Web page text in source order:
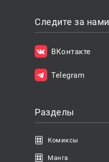
Следите за нами
ВКонтакте
Telegram
Разделы
Комиксы
Манга